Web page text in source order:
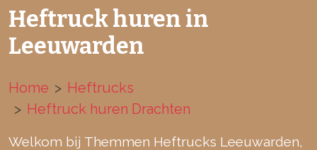
Heftruck huren in
Leeuwarden
Home
Heftrucks
Heftruck huren Drachten
Welkom bij Themmen Heftrucks Leeuwarden,